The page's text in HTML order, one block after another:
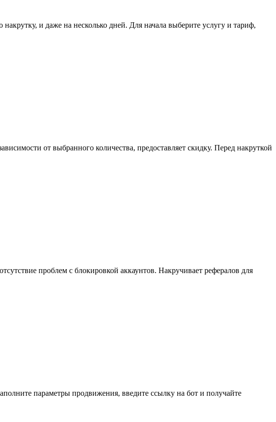
и даже на несколько дней. Для начала выберите услугу и тариф,
проблем с блокировкой аккаунтов. Накручивает рефералов для
параметры продвижения, введите ссылку на бот и получайте